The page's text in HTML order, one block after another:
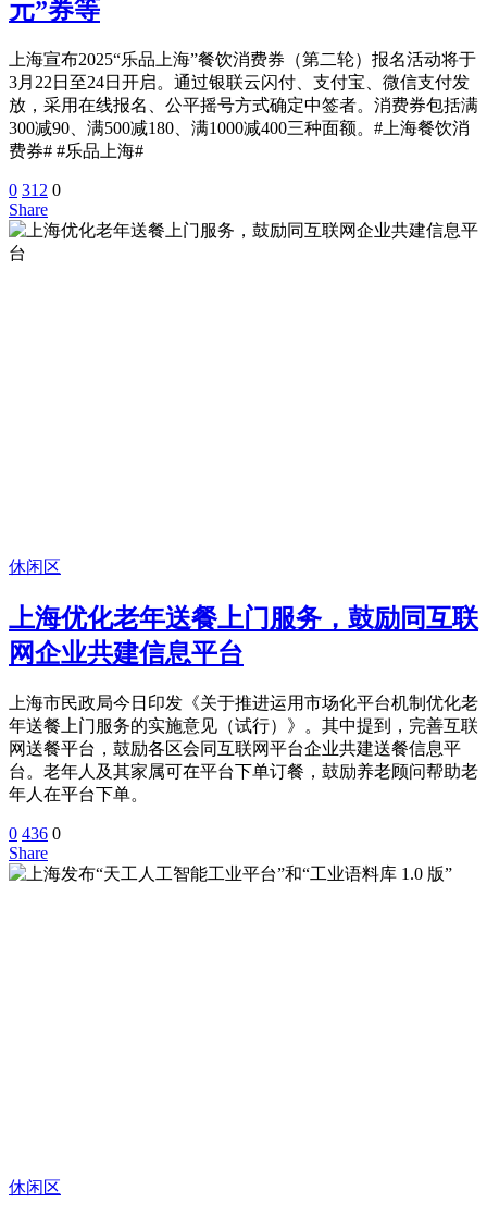
元”券等
上海宣布2025“乐品上海”餐饮消费券（第二轮）报名活动将于
3月22日至24日开启。通过银联云闪付、支付宝、微信支付发
放，采用在线报名、公平摇号方式确定中签者。消费券包括满
300减90、满500减180、满1000减400三种面额。#上海餐饮消
费券# #乐品上海#
0 312 0
Share
休闲区
上海优化老年送餐上门服务，鼓励同互联
网企业共建信息平台
上海市民政局今日印发《关于推进运用市场化平台机制优化老
年送餐上门服务的实施意见（试行）》。其中提到，完善互联
网送餐平台，鼓励各区会同互联网平台企业共建送餐信息平
台。老年人及其家属可在平台下单订餐，鼓励养老顾问帮助老
年人在平台下单。
0 436 0
Share
休闲区